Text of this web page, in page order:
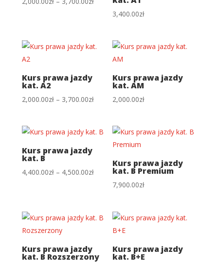
2,000.00zł
do
3,700.00zł
3,400.00zł
Kurs prawa jazdy
kat. A2
2,000.00zł – 3,700.00złZakres
2,000.00zł
3,700.00zł
Kurs prawa jazdy
kat. AM
2,000.00zł
Kurs prawa jazdy
kat. B
4,400.00zł – 4,500.00złZakres
4,400.00zł
do
4,500.00zł
Kurs prawa jazdy
kat. B Premium
7,900.00zł
Kurs prawa jazdy
kat. B Rozszerzony
Kurs prawa jazdy
kat. B+E